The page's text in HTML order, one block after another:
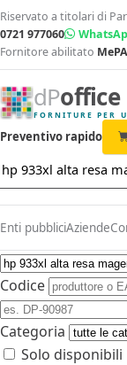
Riservato a titolari di
0721 977060
Fornitore abilitato MePA
dPoffice
FORNITURE PER
Preventivo rapido
Enti pubbliciAziende
Codice
Categoria
Solo disponibili